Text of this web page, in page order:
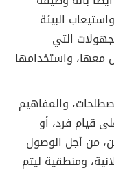
البيئة
التي
معها، واستخدامها
والمفاهيم
قيام فرد، أو
من أجل الوصول
ومنطقية ليتم